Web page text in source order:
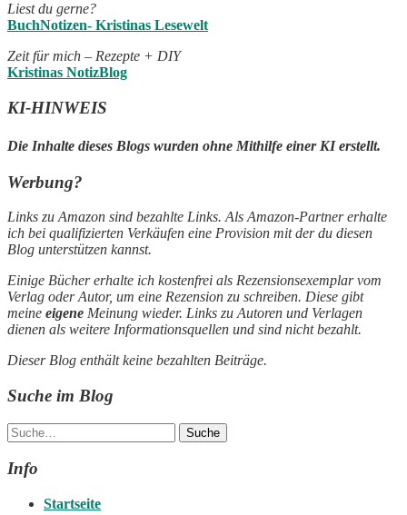
Liest du gerne?
BuchNotizen- Kristinas Lesewelt
Zeit für mich – Rezepte + DIY
Kristinas NotizBlog
KI-HINWEIS
Die Inhalte dieses Blogs wurden ohne Mithilfe einer KI erstellt.
Werbung?
Links zu Amazon sind bezahlte Links. Als Amazon-Partner erhalte
ich bei qualifizierten Verkäufen eine Provision mit der du diesen
Blog unterstützen kannst.
Einige Bücher erhalte ich kostenfrei als Rezensionsexemplar vom
Verlag oder Autor, um eine Rezension zu schreiben. Diese gibt
meine eigene Meinung wieder. Links zu Autoren und Verlagen
dienen als weitere Informationsquellen und sind nicht bezahlt.
Dieser Blog enthält keine bezahlten Beiträge.
Suche im Blog
Suche
Info
Startseite